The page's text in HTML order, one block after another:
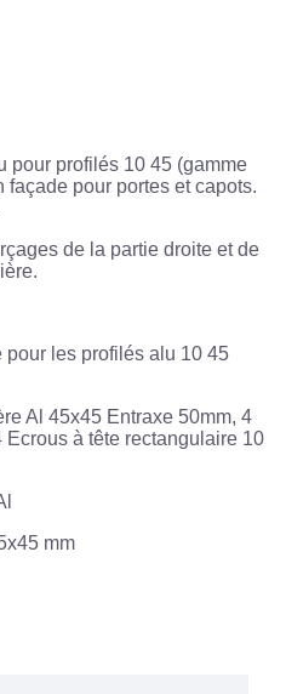
pour profilés 10 45 (gamme
façade pour portes et capots.
de la partie droite et de
les profilés alu 10 45
Al 45x45 Entraxe 50mm, 4
à tête rectangulaire 10
mm